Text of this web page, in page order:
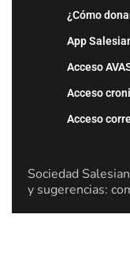
¿Cómo
App
Acceso
Acceso
Acceso
Sociedad
y sugerencias: